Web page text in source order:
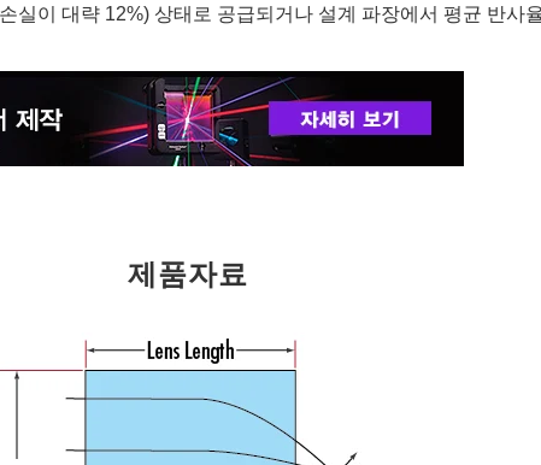
실이 대략 12%) 상태로 공급되거나 설계 파장에서 평균 반사
제품자료